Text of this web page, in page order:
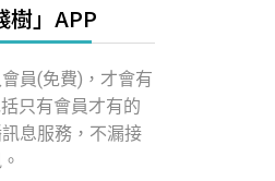
樹」APP
員(免費)，才會有
只有會員才有的
息服務，不漏接